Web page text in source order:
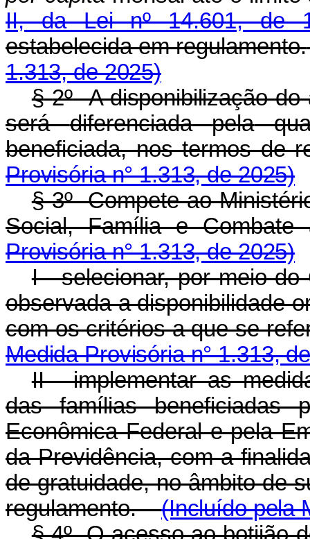
II, da Lei nº 14.601, de
estabelecida em regulamento.
1.313, de 2025)
§ 2ºA disponibilização do
será
diferenciada pela
beneficiada, nos termos de
Provisória n° 1.313, de 2025)
§ 3º Compete ao
Social, Família e Combate
Provisória n° 1.313, de 2025)
I - selecionar, por meio
observada a disponibilidade
com os critérios a que se
Medida Provisória n° 1.313,
II - implementar as
das famílias beneficiadas
Econômica Federal e pela
da Previdência, com a
de gratuidade, no âmbito de
regulamento.
(Incluído pela